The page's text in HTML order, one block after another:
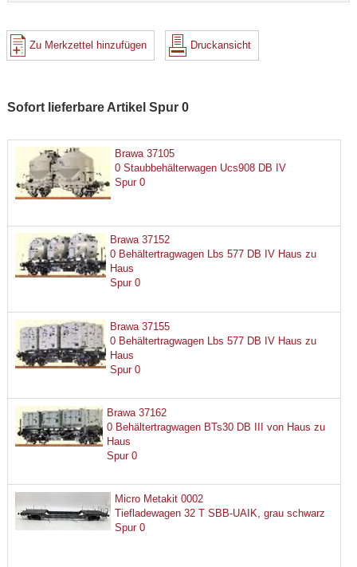
Zu Merkzettel hinzufügen Druckansicht
Sofort lieferbare Artikel Spur 0
Brawa 37105
0 Staubbehälterwagen Ucs908 DB IV
Spur 0
Brawa 37152
0 Behältertragwagen Lbs 577 DB IV Haus zu
Haus
Spur 0
Brawa 37155
0 Behältertragwagen Lbs 577 DB IV Haus zu
Haus
Spur 0
Brawa 37162
0 Behältertragwagen BTs30 DB III von Haus zu
Haus
Spur 0
Micro Metakit 0002
Tiefladewagen 32 T SBB-UAIK, grau schwarz
Spur 0